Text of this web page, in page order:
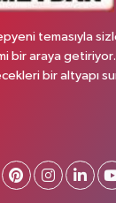
temasıyla
bir araya
bir altyapı